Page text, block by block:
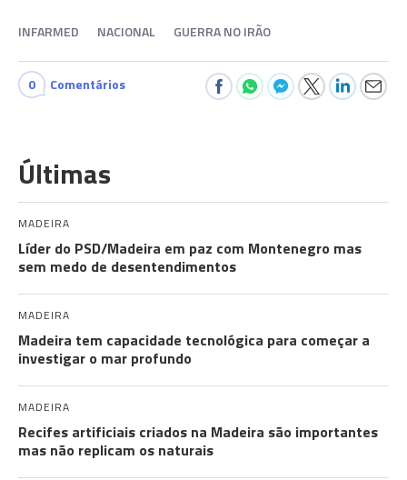
INFARMED NACIONAL GUERRA NO IRÃO
0 Comentários
Últimas
MADEIRA
Líder do PSD/Madeira em paz com Montenegro mas
sem medo de desentendimentos
MADEIRA
Madeira tem capacidade tecnológica para começar a
investigar o mar profundo
MADEIRA
Recifes artificiais criados na Madeira são importantes
mas não replicam os naturais